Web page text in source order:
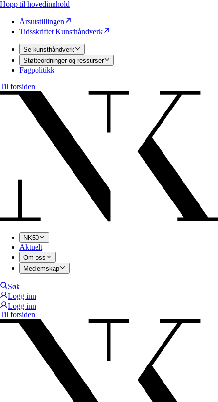
Hopp til hovedinnhold
Årsutstillingen
Tidsskriftet Kunsthåndverk
Se kunsthåndverk
Støtteordninger og ressurser
Fagpolitikk
Til forsiden
NK50
Aktuelt
Om oss
Medlemskap
Søk
Logg inn
Logg inn
Til forsiden